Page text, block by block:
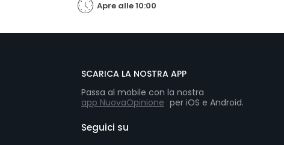
Apre alle 10:00
SCARICA LA NOSTRA APP
Passa al mobile con la nostra
app NuovaOpinione per iOS e Android.
Seguici su